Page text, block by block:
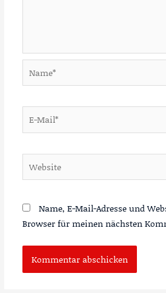
Website
Name, E-Mail-Adresse und
Browser für meinen nächsten